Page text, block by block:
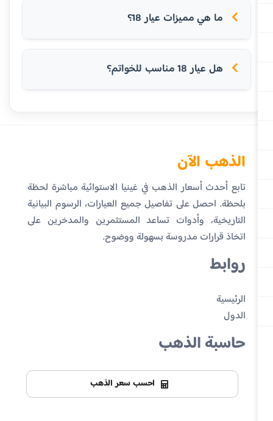
ما هي مميزات عيار 18؟
هل عيار 18 مناسب للخواتم؟
الذهب الآن
تابع أحدث أسعار الذهب في غينيا الاستوائية مباشرة لحظة
بلحظة. احصل على تفاصيل جميع العيارات، الرسوم البيانية
التاريخية، وأدوات تساعد المستثمرين والمدخرين على
اتخاذ قرارات مدروسة بسهولة ووضوح.
روابط
الرئيسية
الدول
حاسبة الذهب
احسب سعر الذهب